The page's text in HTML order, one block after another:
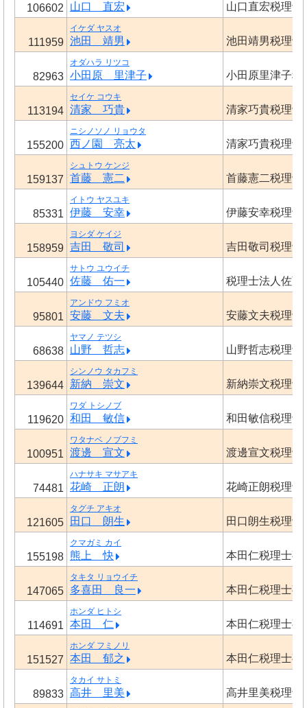
106602 山口 直宏 山口直宏税理士
111959
イケダ ヤスオ
池田 靖男 池田靖男税理士
82963
オダハラ リツコ
小田原 里津子 小田原里津子税
113194
セイケ コウキ
清家 巧貴 清家巧貴税理士
155200
ニシノソノ リョウタ
西ノ園 亮太 清家巧貴税理士
159137
シュトウ ケンジ
首藤 憲二 首藤憲二税理士
85331
イトウ ヤスユキ
伊藤 安幸 伊藤安幸税理士
158959
ヨシダ ケイジ
吉田 敬司 吉田敬司税理士
105440
サトウ ユウイチ
佐藤 佑一 税理士法人佐藤
95801
アンドウ フミオ
安藤 文夫 安藤文夫税理士
68638
ヤマノ テツシ
山野 哲志 山野哲志税理士
139644
シンノウ タカフミ
新納 崇文 新納崇文税理士
119620
ワダ トシノブ
和田 敏信 和田敏信税理士
100951
ワタナベ ノブフミ
渡邊 宣文 渡邊宣文税理士
74481
ハナサキ マサアキ
花崎 正朗 花崎正朗税理士
121605
タグチ アキオ
田口 朗生 田口朗生税理士
155198
クマガミ カイ
熊上 快 本田仁税理士事
147065
タキタ リョウイチ
多喜田 良一 本田仁税理士事
114691
ホンダ ヒトシ
本田 仁 本田仁税理士事
151527
ホンダ フミノリ
本田 郁之 本田仁税理士事
89833
タカイ サトミ
高井 里美 高井里美税理士